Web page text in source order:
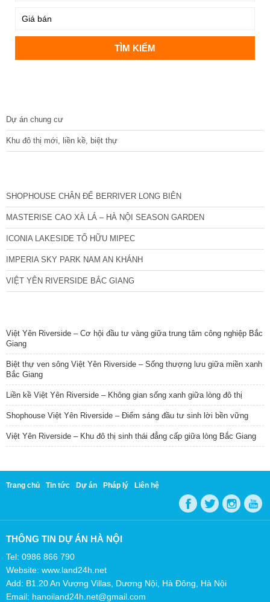
Dự án chung cư
Khu đô thị mới, liền kề, biệt thự
SHOPHOUSE CHÂN ĐẾ BERRIVER LONG BIÊN
MASTERISE CAO XÀ LÁ – HÀ NỘI SEASON GARDEN
ICONIA LAKESIDE TỐ HỮU MIPEC
IMPERIA SKY PARK NAM AN KHÁNH
VIỆT YÊN RIVERSIDE BẮC GIANG
Việt Yên Riverside – Cơ hội đầu tư vàng giữa trung tâm công nghiệp Bắc
Giang
Biệt thự ven sông Việt Yên Riverside – Sống thượng lưu giữa miền xanh
Bắc Giang
Liền kề Việt Yên Riverside – Không gian sống xanh giữa lòng đô thị
Shophouse Việt Yên Riverside – Điểm sáng đầu tư sinh lời bền vững
Việt Yên Riverside – Khu đô thị sinh thái đẳng cấp giữa lòng Bắc Giang
Trang chủ Tin tức Dự án Pháp lý Liên hệ
THÔNG TIN DỰ ÁN HÀ NỘI
Tel: 0986 866 790
Website: www.land24h.net
Add: B1.20 An Vượng Villas, Dương Nội, Hà Đông, Hà Nội
Email: hanoiland24h.net@gmail.com